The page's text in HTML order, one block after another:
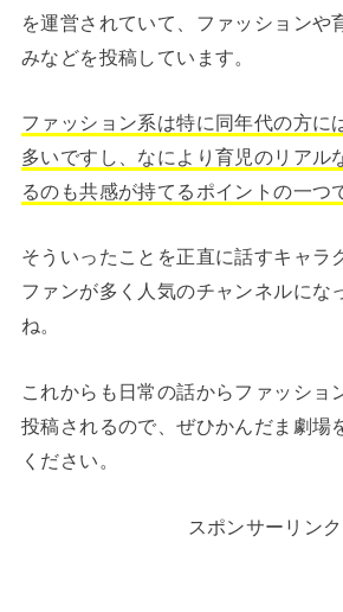
を運営されていて、ファッションや
みなどを投稿しています。
ファッション系は特に同年代の方に
多いですし、なにより育児のリアル
るのも共感が持てるポイントの一つ
そういったことを正直に話すキャラ
ファンが多く人気のチャンネルにな
ね。
これからも日常の話からファッショ
投稿されるので、ぜひかんだま劇場
ください。
スポンサーリンク